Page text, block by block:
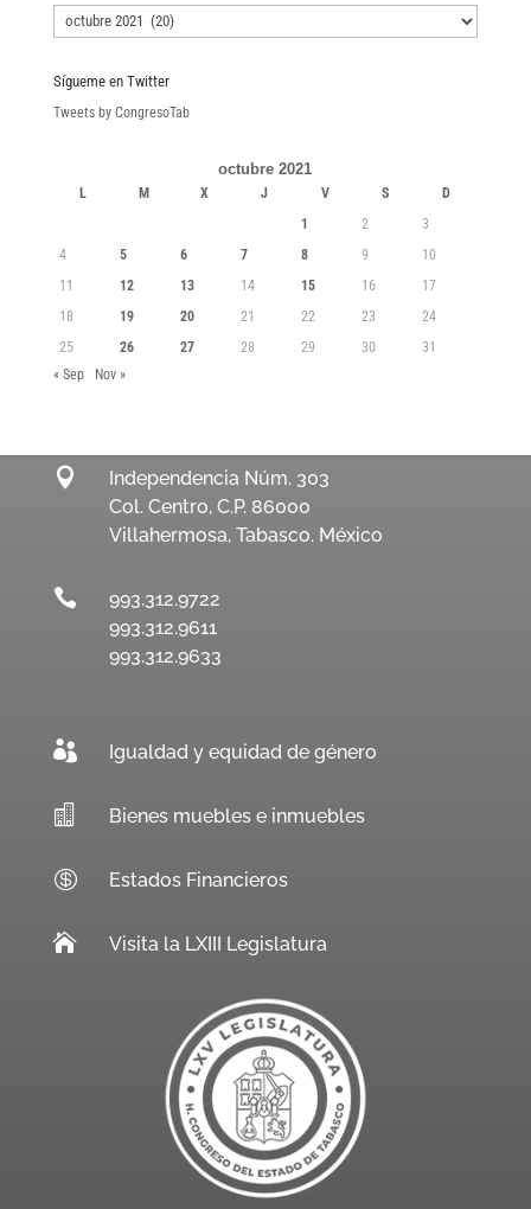
Boletines
Sígueme en Twitter
Tweets by CongresoTab
octubre 2021
L M X J V S
D
1
2
3
4
5 6 7 8 9
10
11
12 13 14 15 16
17
18
19 20 21 22 23
24
25
26 27 28 29 30
31
« Sep
Nov »

Independencia Núm. 303
Col. Centro, C.P. 86000
Villahermosa, Tabasco. México

993.312.9722
993.312.9611
993.312.9633
 Igualdad y equidad de género
 Bienes muebles e inmuebles
 Estados Financieros
 Visita la LXIII Legislatura